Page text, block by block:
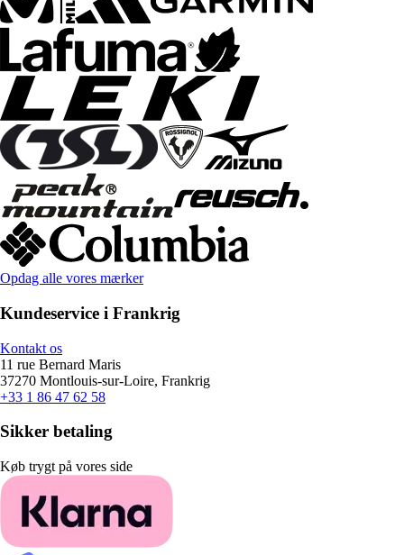
Opdag alle vores mærker
Kundeservice i Frankrig
Kontakt os
11 rue Bernard Maris
37270 Montlouis-sur-Loire, Frankrig
+33 1 86 47 62 58
Sikker betaling
Køb trygt på vores side